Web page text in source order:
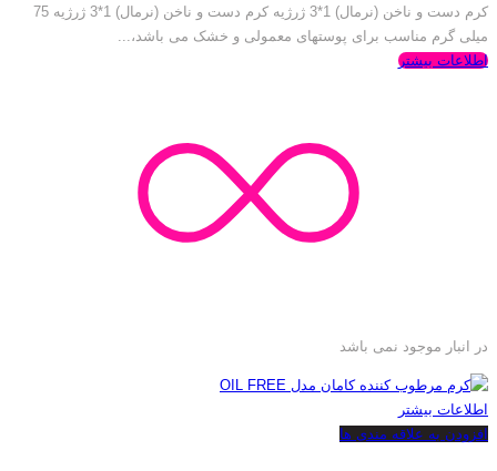
کرم دست و ناخن (نرمال) 1*3 ژرژیه کرم دست و ناخن (نرمال) 1*3 ژرژیه 75
میلی گرم مناسب برای پوستهای معمولی و خشک می باشد،...
اطلاعات بیشتر
در انبار موجود نمی باشد
اطلاعات بیشتر
افزودن به علاقه مندی ها